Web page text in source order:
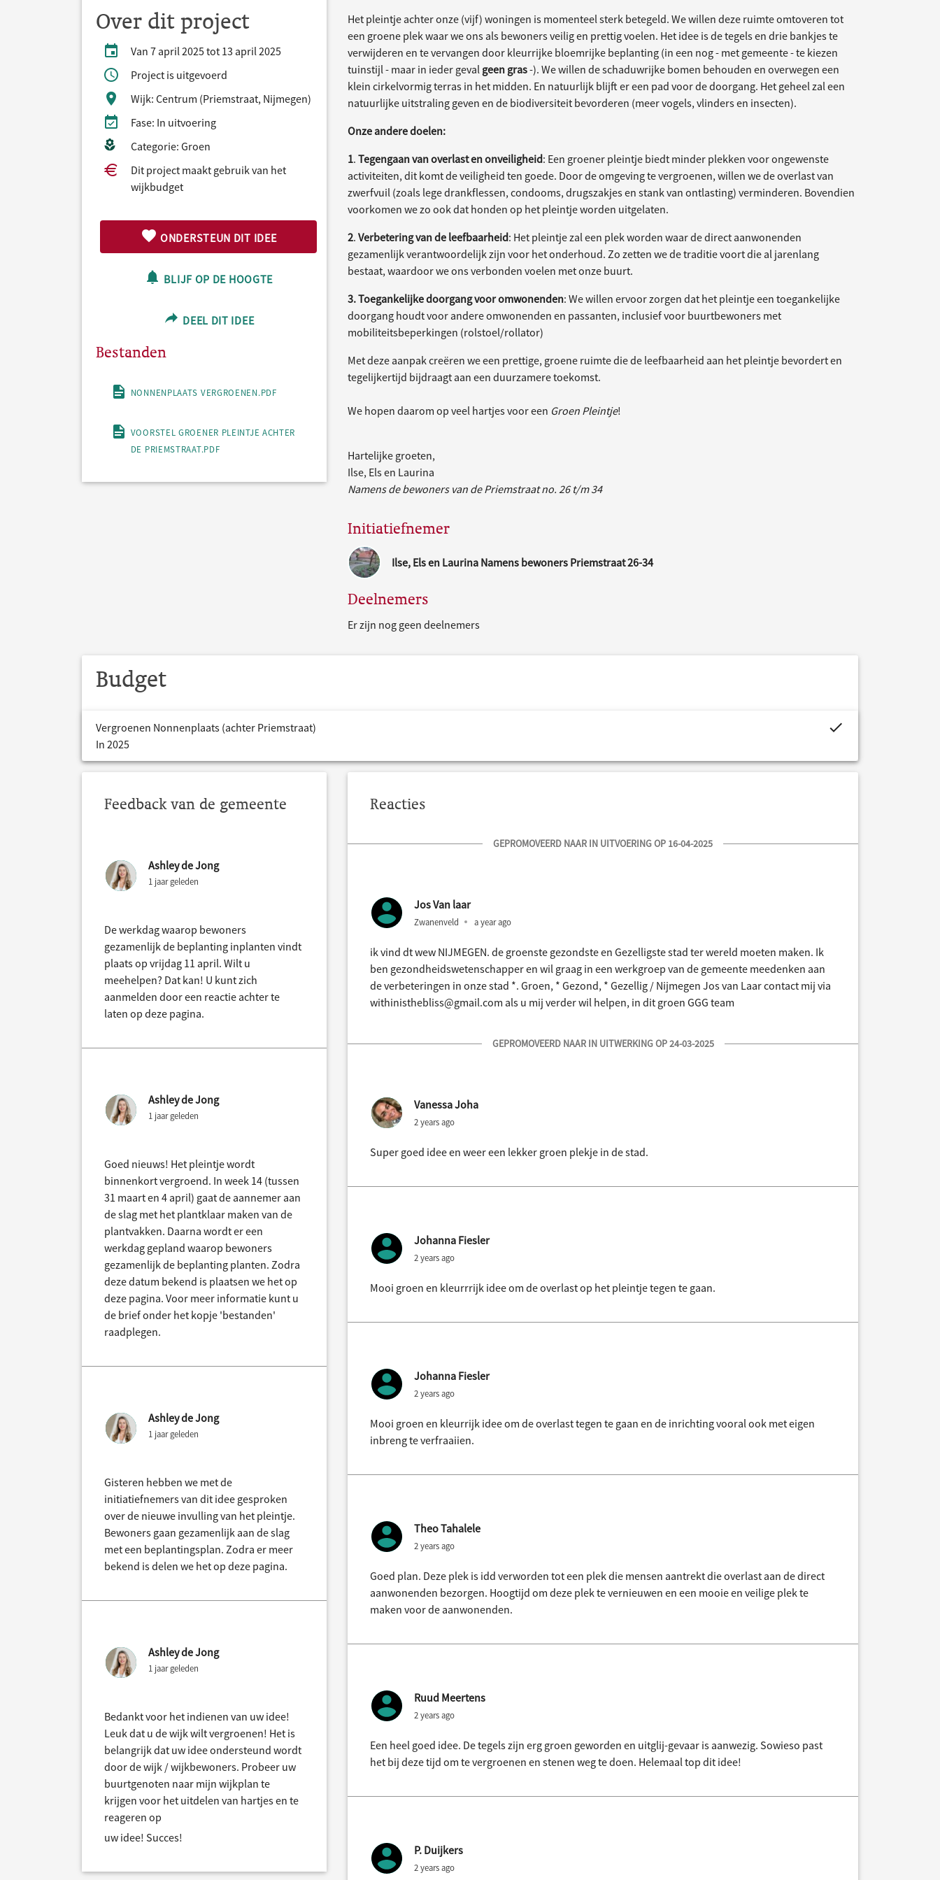
Over dit project
Van 7 april 2025 tot 13 april 2025
Project is uitgevoerd
Wijk: Centrum (Priemstraat, Nijmegen)
Fase: In uitvoering
Categorie: Groen
Dit project maakt gebruik van het
wijkbudget
ONDERSTEUN DIT IDEE
BLIJF OP DE HOOGTE
DEEL DIT IDEE
Bestanden
NONNENPLAATS VERGROENEN.PDF
VOORSTEL GROENER PLEINTJE ACHTER
DE PRIEMSTRAAT.PDF
Het pleintje achter onze (vijf) woningen is momenteel sterk betegeld. We willen deze ruimte omtoveren tot
een groene plek waar we ons als bewoners veilig en prettig voelen. Het idee is de tegels en drie bankjes te
verwijderen en te vervangen door kleurrijke bloemrijke beplanting (in een nog - met gemeente - te kiezen
tuinstijl - maar in ieder geval geen gras-). We willen de schaduwrijke bomen behouden en overwegen een
klein cirkelvormig terras in het midden. En natuurlijk blijft er een pad voor de doorgang. Het geheel zal een
natuurlijke uitstraling geven en de biodiversiteit bevorderen (meer vogels, vlinders en insecten).
Onze andere doelen:
1. Tegengaan van overlast en onveiligheid: Een groener pleintje biedt minder plekken voor ongewenste
activiteiten, dit komt de veiligheid ten goede. Door de omgeving te vergroenen, willen we de overlast van
zwerfvuil (zoals lege drankflessen, condooms, drugszakjes en stank van ontlasting) verminderen. Bovendien
voorkomen we zo ook dat honden op het pleintje worden uitgelaten.
2. Verbetering van de leefbaarheid: Het pleintje zal een plek worden waar de direct aanwonenden
gezamenlijk verantwoordelijk zijn voor het onderhoud. Zo zetten we de traditie voort die al jarenlang
bestaat, waardoor we ons verbonden voelen met onze buurt.
3.Toegankelijke doorgang voor omwonenden: We willen ervoor zorgen dat het pleintje een toegankelijke
doorgang houdt voor andere omwonenden en passanten, inclusief voor buurtbewoners met
mobiliteitsbeperkingen (rolstoel/rollator)
Met deze aanpak creëren we een prettige, groene ruimte die de leefbaarheid aan het pleintje bevordert en
tegelijkertijd bijdraagt aan een duurzamere toekomst.
We hopen daarom op veel hartjes voor een Groen Pleintje!
Hartelijke groeten,
Ilse, Els en Laurina
Namens de bewoners van de Priemstraat no. 26 t/m 34
Initiatiefnemer
Ilse, Els en Laurina Namens bewoners Priemstraat 26-34
Deelnemers
Er zijn nog geen deelnemers
Budget
Vergroenen Nonnenplaats (achter Priemstraat)
In 2025
project.budget.fields.is_assigned-alt
Feedback van de gemeente
Ashley de Jong
1 jaar geleden
De werkdag waarop bewoners
gezamenlijk de beplanting inplanten vindt
plaats op vrijdag 11 april. Wilt u
meehelpen? Dat kan! U kunt zich
aanmelden door een reactie achter te
laten op deze pagina.
Ashley de Jong
1 jaar geleden
Goed nieuws! Het pleintje wordt
binnenkort vergroend. In week 14 (tussen
31 maart en 4 april) gaat de aannemer aan
de slag met het plantklaar maken van de
plantvakken. Daarna wordt er een
werkdag gepland waarop bewoners
gezamenlijk de beplanting planten. Zodra
deze datum bekend is plaatsen we het op
deze pagina. Voor meer informatie kunt u
de brief onder het kopje 'bestanden'
raadplegen.
Ashley de Jong
1 jaar geleden
Gisteren hebben we met de
initiatiefnemers van dit idee gesproken
over de nieuwe invulling van het pleintje.
Bewoners gaan gezamenlijk aan de slag
met een beplantingsplan. Zodra er meer
bekend is delen we het op deze pagina.
Ashley de Jong
1 jaar geleden
Bedankt voor het indienen van uw idee!
Leuk dat u de wijk wilt vergroenen! Het is
belangrijk dat uw idee ondersteund wordt
door de wijk / wijkbewoners. Probeer uw
buurtgenoten naar mijn wijkplan te
krijgen voor het uitdelen van hartjes en te
reageren op
uw idee! Succes!
Reacties
GEPROMOVEERD NAAR IN UITVOERING OP 16-04-2025
Jos Van laar
Zwanenveld a year ago
ik vind dt wew NIJMEGEN. de groenste gezondste en Gezelligste stad ter wereld moeten maken. Ik
ben gezondheidswetenschapper en wil graag in een werkgroep van de gemeente meedenken aan
de verbeteringen in onze stad *. Groen, * Gezond, * Gezellig / Nijmegen Jos van Laar contact mij via
withinisthebliss@gmail.com als u mij verder wil helpen, in dit groen GGG team
GEPROMOVEERD NAAR IN UITWERKING OP 24-03-2025
Vanessa Joha
2 years ago
Super goed idee en weer een lekker groen plekje in de stad.
Johanna Fiesler
2 years ago
Mooi groen en kleurrrijk idee om de overlast op het pleintje tegen te gaan.
Johanna Fiesler
2 years ago
Mooi groen en kleurrijk idee om de overlast tegen te gaan en de inrichting vooral ook met eigen
inbreng te verfraaiien.
Theo Tahalele
2 years ago
Goed plan. Deze plek is idd verworden tot een plek die mensen aantrekt die overlast aan de direct
aanwonenden bezorgen. Hoogtijd om deze plek te vernieuwen en een mooie en veilige plek te
maken voor de aanwonenden.
Ruud Meertens
2 years ago
Een heel goed idee. De tegels zijn erg groen geworden en uitglij-gevaar is aanwezig. Sowieso past
het bij deze tijd om te vergroenen en stenen weg te doen. Helemaal top dit idee!
P. Duijkers
2 years ago